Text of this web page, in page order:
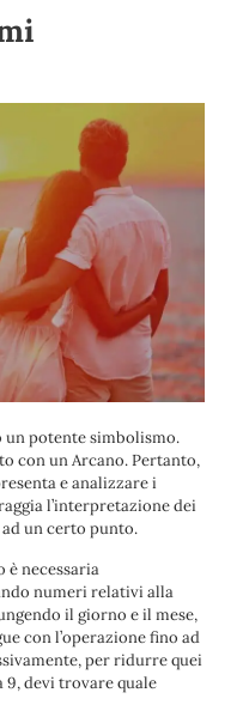
un potente simbolismo.
con un Arcano. Pertanto,
e analizzare i
l’interpretazione dei
un certo punto.
è necessaria
numeri relativi alla
il giorno e il mese,
con l’operazione fino ad
per ridurre quei
9, devi trovare quale